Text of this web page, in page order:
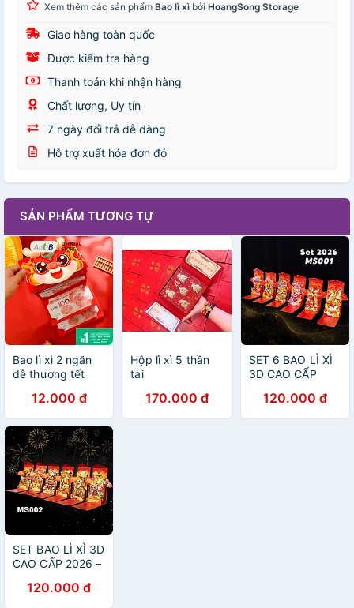
Xem thêm các sản phẩm Bao lì xì bởi HoangSong Storage
Giao hàng toàn quốc
Được kiểm tra hàng
Thanh toán khi nhận hàng
Chất lượng, Uy tín
7 ngày đổi trả dễ dàng
Hỗ trợ xuất hóa đơn đỏ
SẢN PHẨM TƯƠNG TỰ
Bao lì xì 2 ngăn
dễ thương tết
12.000 đ
Hộp lì xì 5 thần
tài
170.000 đ
SET 6 BAO LÌ XÌ
3D CAO CẤP
120.000 đ
SET BAO LÌ XÌ 3D
CAO CẤP 2026 –
120.000 đ